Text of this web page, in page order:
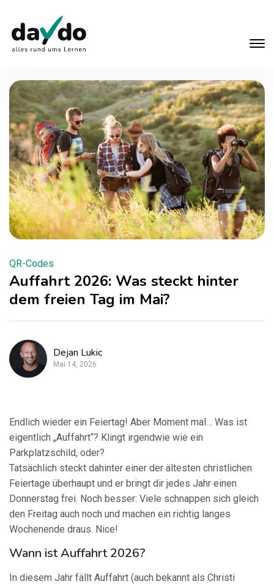
QR-Codes
Auffahrt 2026: Was steckt hinter
dem freien Tag im Mai?
Dejan Lukic
Mai 14, 2026
Endlich wieder ein Feiertag! Aber Moment mal… Was ist
eigentlich „Auffahrt“? Klingt irgendwie wie ein
Parkplatzschild, oder?
Tatsächlich steckt dahinter einer der ältesten christlichen
Feiertage überhaupt und er bringt dir jedes Jahr einen
Donnerstag frei. Noch besser: Viele schnappen sich gleich
den Freitag auch noch und machen ein richtig langes
Wochenende draus. Nice!
Wann ist Auffahrt 2026?
In diesem Jahr fällt Auffahrt (auch bekannt als Christi